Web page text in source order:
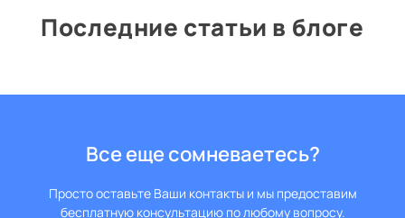
Как проходит
Передаете текст, требования преподавателя, дедлайн и
короткое описание проблемы: повторы, одинаковые
формулировки, слабая логика, общие выводы или
Последние статьи в блоге
Все еще сомневаетесь?
Просто оставьте Ваши контакты и мы предоставим
бесплатную консультацию по любому вопросу.